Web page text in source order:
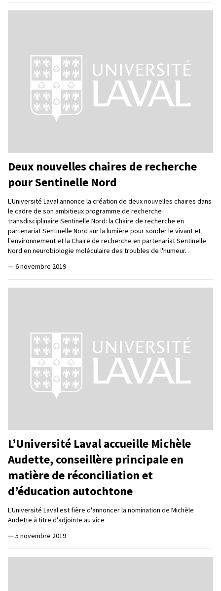
Deux nouvelles chaires de recherche
pour Sentinelle Nord
L'Université Laval annonce la création de deux nouvelles chaires dans
le cadre de son ambitieux programme de recherche
transdisciplinaire Sentinelle Nord: la Chaire de recherche en
partenariat Sentinelle Nord sur la lumière pour sonder le vivant et
l'environnement et la Chaire de recherche en partenariat Sentinelle
Nord en neurobiologie moléculaire des troubles de l'humeur.
— 6 novembre 2019
L’Université Laval accueille Michèle
Audette, conseillère principale en
matière de réconciliation et
d’éducation autochtone
L'Université Laval est fière d'annoncer la nomination de Michèle
Audette à titre d'adjointe au vice
— 5 novembre 2019